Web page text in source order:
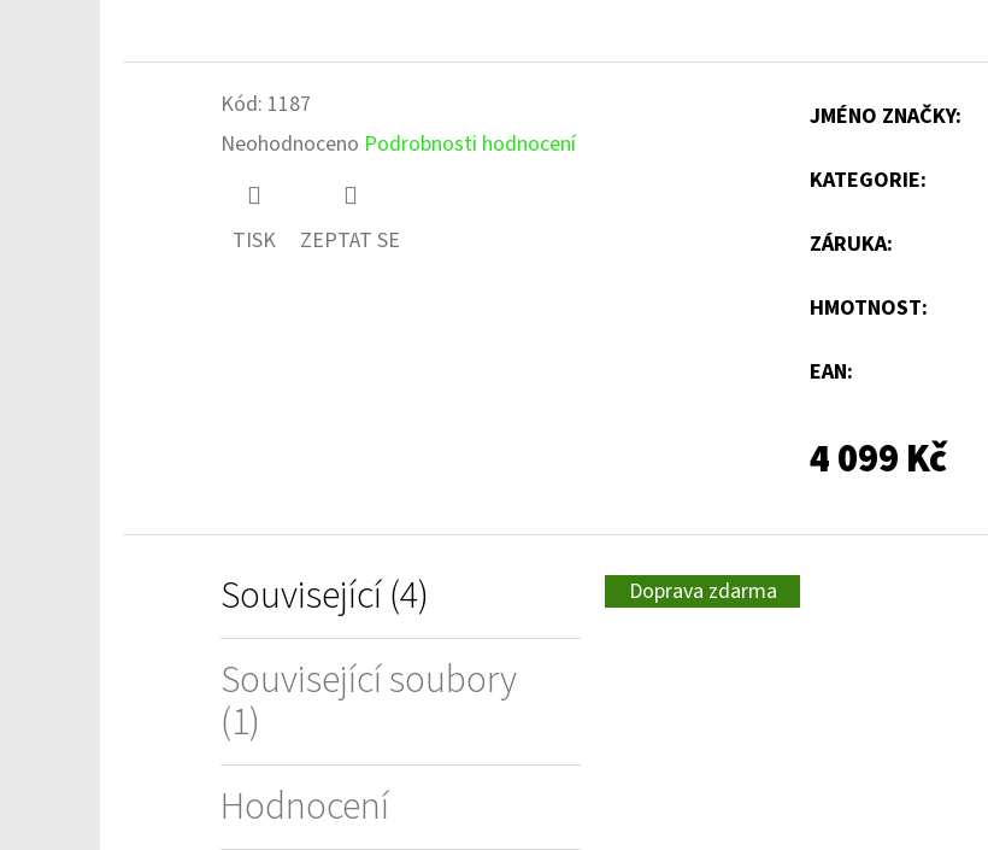
Kód: 1187
Průměrné
hodnocení
Neohodnoceno Podrobnosti hodnocení
TISK ZEPTAT SE
JMÉNO ZNAČKY:
KATEGORIE:
ZÁRUKA:
HMOTNOST:
EAN:
4 099 Kč
Související (4)
Související soubory
(1)
Hodnocení
Doprava zdarma